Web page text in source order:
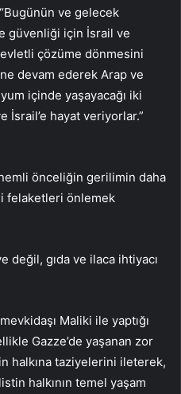
ve gelecek
güvenliği için İsrail ve
çözüme dönmesini
devam ederek Arap ve
içinde yaşayacağı iki
İsrail’e hayat veriyorlar.”
önceliğin gerilimin daha
felaketleri önlemek
değil, gıda ve ilaca ihtiyacı
Maliki ile yaptığı
Gazze’de yaşanan zor
halkına taziyelerini ileterek,
halkının temel yaşam